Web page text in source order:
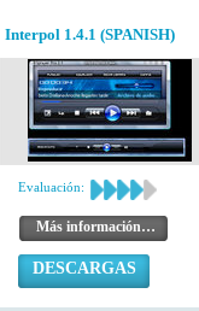
Interpol 1.4.1 (SPANISH)
Evaluación:
Más información…
DESCARGAS